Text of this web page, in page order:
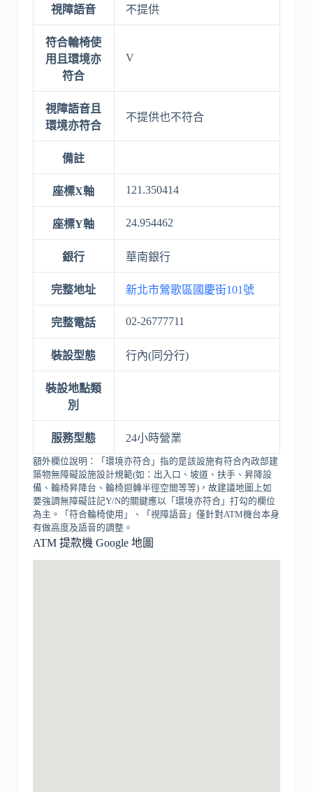
視障語音 不提供
符合輪椅使
用且環境亦
符合
V
視障語音且
環境亦符合
不提供也不符合
備註
座標X軸 121.350414
座標Y軸 24.954462
銀行 華南銀行
完整地址 新北市鶯歌區國慶街101號
完整電話 02-26777711
裝設型態 行內(同分行)
裝設地點類
別
服務型態 24小時營業
額外欄位說明：「環境亦符合」指的是該設施有符合內政部建
築物無障礙設施設計規範(如：出入口、坡道、扶手、昇降設
備、輪椅昇降台、輪椅迴轉半徑空間等等)，故建議地圖上如
要強調無障礙註記Y/N的關鍵應以「環境亦符合」打勾的欄位
為主。「符合輪椅使用」、「視障語音」僅針對ATM機台本身
有做高度及語音的調整。
ATM 提款機 Google 地圖